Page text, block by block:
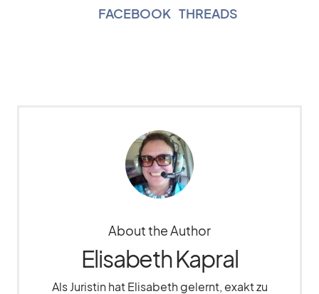
FACEBOOK THREADS
About the Author
Elisabeth Kapral
Als Juristin hat Elisabeth gelernt, exakt zu